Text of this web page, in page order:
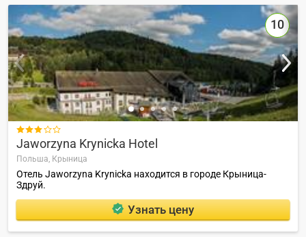
10

Jaworzyna Krynicka Hotel
Польша, Крыница
Отель Jaworzyna Krynicka находится в городе Крыница-
Здруй.
Узнать цену